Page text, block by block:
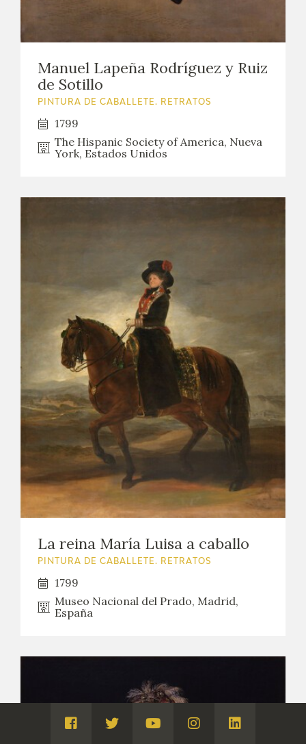
Manuel Lapeña Rodríguez y Ruiz
de Sotillo
PINTURA DE CABALLETE. RETRATOS
1799
The Hispanic Society of America, Nueva
York, Estados Unidos
La reina María Luisa a caballo
PINTURA DE CABALLETE. RETRATOS
1799
Museo Nacional del Prado, Madrid,
España
Visita
Visita
Visita
Visita
Visita